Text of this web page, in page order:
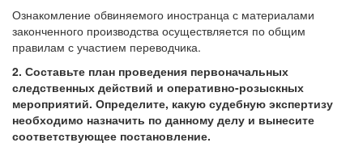
Ознакомление обвиняемого иностранца с материалами
законченного производства осуществляется по общим
правилам с участием переводчика.
2. Составьте план проведения первоначальных
следственных действий и оперативно-розыскных
мероприятий. Определите, какую судебную экспертизу
необходимо назначить по данному делу и вынесите
соответствующее постановление.